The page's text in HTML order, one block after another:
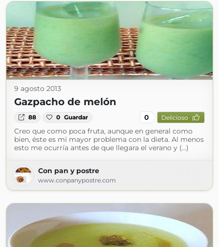
9 agosto 2013
Gazpacho de melón
88 0 Guardar 0 Delicioso
Creo que como poca fruta, aunque en general como
bien, éste es mi mayor problema con la dieta. Al menos
esto me ocurría antes de que llegara el verano y (...)
Con pan y postre
www.conpanypostre.com